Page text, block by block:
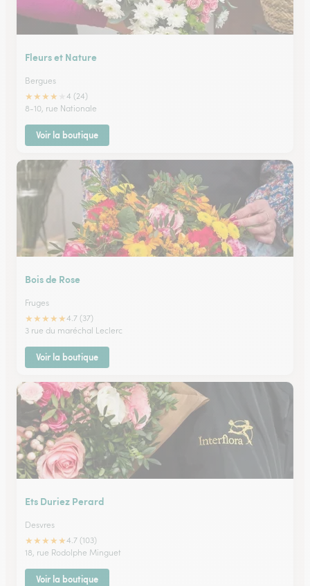
Fleurs et Nature
Bergues
★★★★
4 (24)
8-10, rue Nationale
Voir la boutique
Bois de Rose
Fruges
★★★★★4.7 (37)
3 rue du maréchal Leclerc
Voir la boutique
Ets Duriez Perard
Desvres
★★★★★4.7 (103)
18, rue Rodolphe Minguet
Voir la boutique